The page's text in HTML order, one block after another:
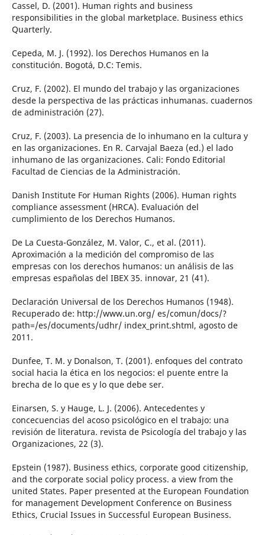
Cassel, D. (2001). Human rights and business
responsibilities in the global marketplace. Business ethics
Quarterly.
Cepeda, M. J. (1992). los Derechos Humanos en la
constitución. Bogotá, D.C: Temis.
Cruz, F. (2002). El mundo del trabajo y las organizaciones
desde la perspectiva de las prácticas inhumanas. cuadernos
de administración (27).
Cruz, F. (2003). La presencia de lo inhumano en la cultura y
en las organizaciones. En R. Carvajal Baeza (ed.) el lado
inhumano de las organizaciones. Cali: Fondo Editorial
Facultad de Ciencias de la Administración.
Danish Institute For Human Rights (2006). Human rights
compliance assessment (HRCA). Evaluación del
cumplimiento de los Derechos Humanos.
De La Cuesta-González, M. Valor, C., et al. (2011).
Aproximación a la medición del compromiso de las
empresas con los derechos humanos: un análisis de las
empresas españolas del IBEX 35. innovar, 21 (41).
Declaración Universal de los Derechos Humanos (1948).
Recuperado de: http://www.un.org/ es/comun/docs/?
path=/es/documents/udhr/ index_print.shtml, agosto de
2011.
Dunfee, T. M. y Donalson, T. (2001). enfoques del contrato
social hacia la ética en los negocios: el puente entre la
brecha de lo que es y lo que debe ser.
Einarsen, S. y Hauge, L. J. (2006). Antecedentes y
concecuencias del acoso psicológico en el trabajo: una
revisión de literatura. revista de Psicología del trabajo y las
Organizaciones, 22 (3).
Epstein (1987). Business ethics, corporate good citizenship,
and the corporate social policy process. a view from the
united States. Paper presented at the European Foundation
for management Development Conference on Business
Ethics, Crucial Issues in Successful European Business.